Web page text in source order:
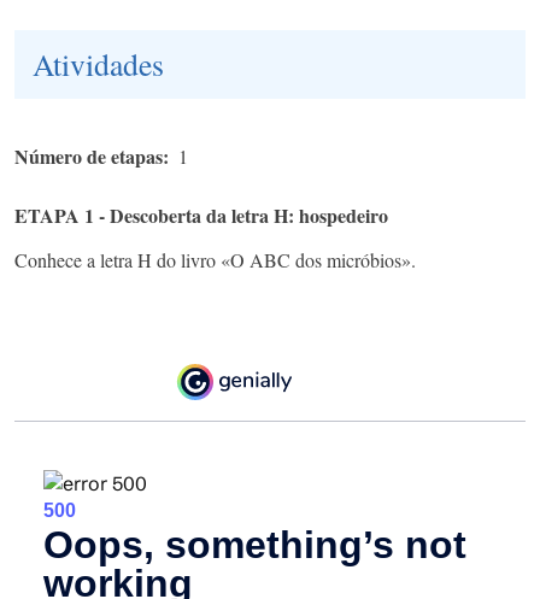
Atividades
Número de etapas 1
ETAPA 1 - Descoberta da letra H: hospedeiro
Conhece a letra H do livro «O ABC dos micróbios».